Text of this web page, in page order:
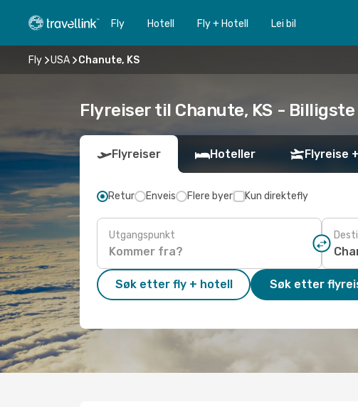
Fly Hotell Fly + Hotell Lei bil
Fly USA Chanute, KS
Flyreiser til Chanute, KS -
Flyreiser Hoteller Flyreise
Retur Enveis Flere byer Kun direktefly
Utgangspunkt
Søk etter fly + hotell Søk etter